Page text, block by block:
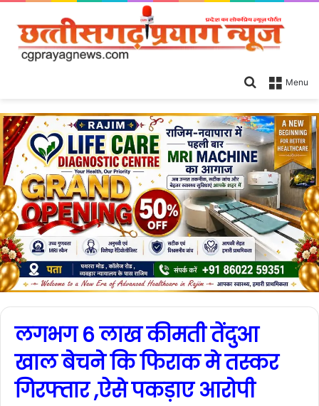
Menu
Search
लगभग 6 लाख कीमती तेंदुआ
खाल बेचने कि फिराक मे तस्कर
गिरफ्तार ,ऐसे पकड़ाए आरोपी